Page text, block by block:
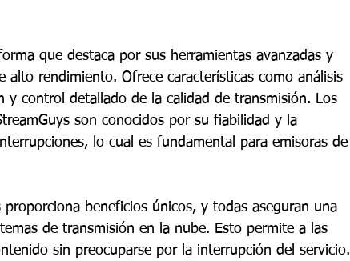
que destaca por sus herramientas avanzadas y
alto rendimiento. Ofrece características como análisis
y control detallado de la calidad de transmisión. Los
son conocidos por su fiabilidad y la
lo cual es fundamental para emisoras de
beneficios únicos, y todas aseguran una
de transmisión en la nube. Esto permite a las
sin preocuparse por la interrupción del servicio.